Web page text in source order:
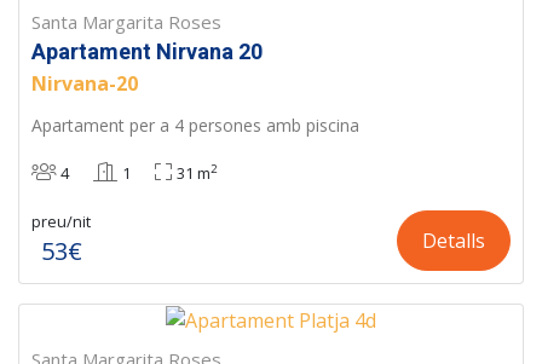
Santa Margarita Roses
Apartament Nirvana 20
Nirvana-20
Apartament per a 4 persones amb piscina
4 1 31 m2
preu/nit
53€ Detalls